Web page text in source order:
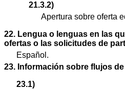
21.3.2)
Apertura sobre oferta
22. Lengua o lenguas en las
ofertas o las solicitudes de
Español.
23. Información sobre flujos
23.1)